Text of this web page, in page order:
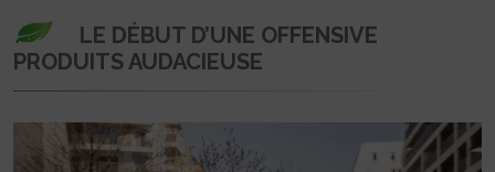
LE DÉBUT D’UNE OFFENSIVE
PRODUITS AUDACIEUSE